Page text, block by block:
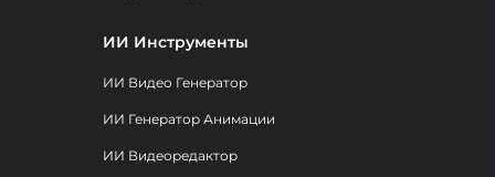
ИИ Инструменты
ИИ Видео Генератор
ИИ Генератор Анимации
ИИ Видеоредактор